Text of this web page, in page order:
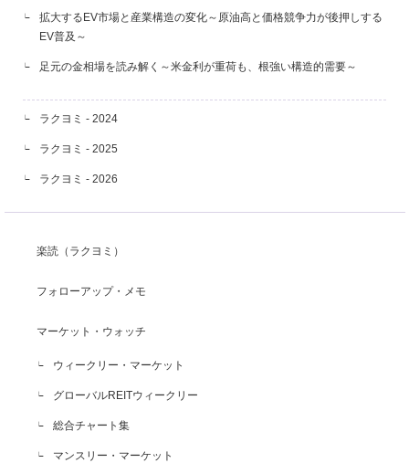
拡大するEV市場と産業構造の変化～原油高と価格競争力が後押しする
EV普及～
足元の金相場を読み解く～米金利が重荷も、根強い構造的需要～
ラクヨミ - 2024
ラクヨミ - 2025
ラクヨミ - 2026
楽読（ラクヨミ）
フォローアップ・メモ
マーケット・ウォッチ
ウィークリー・マーケット
グローバルREITウィークリー
総合チャート集
マンスリー・マーケット